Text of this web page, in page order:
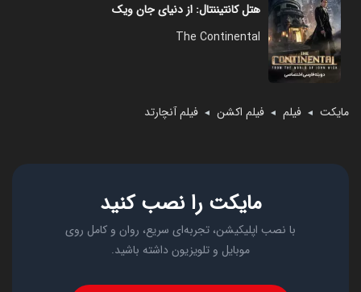
مایکت ◄ فیلم ◄ فیلم اکشن ◄ فیلم آنچارتد
هتل کانتیننتال: از دنیای جان ویک
The Continental
مایکت را نصب کنید
با نصب اپلیکیشن، تجربه‌ای سریع، روان و کامل روی
موبایل و تلویزیون داشته باشید.